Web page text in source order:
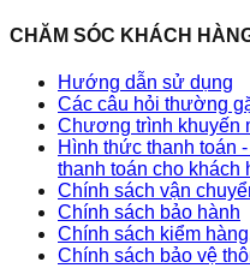
CHĂM SÓC KHÁCH
Hướng dẫn sử dụng
Các câu hỏi thường
Chương trình khuyến
Hình thức thanh toán
thanh toán cho khách
Chính sách vận
Chính sách bảo hành
Chính sách kiểm
Chính sách bảo vệ